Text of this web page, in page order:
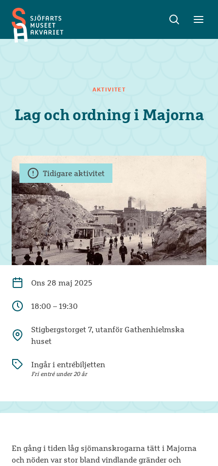
Sjöfartsmuseet
Akvariet
Toggle
AKTIVITET
Lag och ordning i Majorna
Tidigare aktivitet
Ons 28 maj 2025
18:00 – 19:30
Stigbergstorget 7, utanför Gathenhielmska
huset
Ingår i entrébiljetten
Fri entré under 20 år
En gång i tiden låg sjömanskrogarna tätt i Majorna
och nöden var stor bland vindlande gränder och